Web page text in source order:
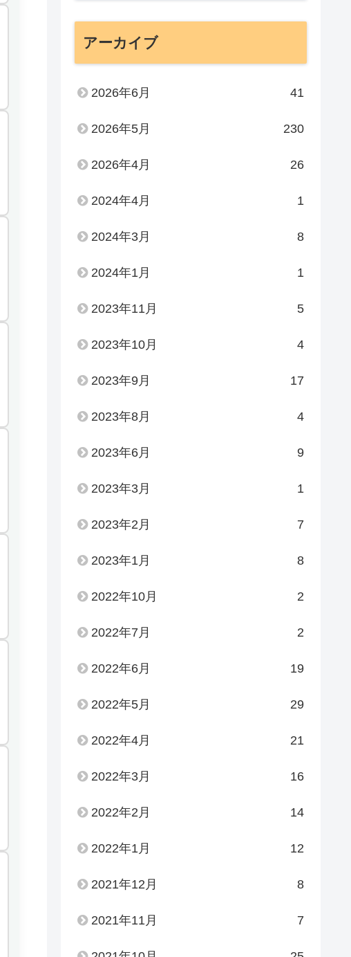
アーカイブ
2026年6月 41
2026年5月 230
2026年4月 26
2024年4月 1
2024年3月 8
2024年1月 1
2023年11月 5
2023年10月 4
2023年9月 17
2023年8月 4
2023年6月 9
2023年3月 1
2023年2月 7
2023年1月 8
2022年10月 2
2022年7月 2
2022年6月 19
2022年5月 29
2022年4月 21
2022年3月 16
2022年2月 14
2022年1月 12
2021年12月 8
2021年11月 7